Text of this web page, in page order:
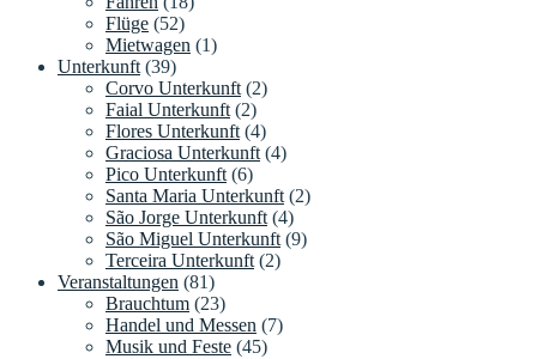
Flüge (52)
Mietwagen (1)
Unterkunft(39)
Corvo Unterkunft(2)
Faial Unterkunft(2)
Flores Unterkunft(4)
Graciosa Unterkunft(4)
Pico Unterkunft(6)
Santa Maria Unterkunft(2)
São Jorge Unterkunft(4)
São Miguel Unterkunft(9)
Terceira Unterkunft(2)
Veranstaltungen (81)
Brauchtum (23)
Handel und Messen (7)
Musik und Feste (45)